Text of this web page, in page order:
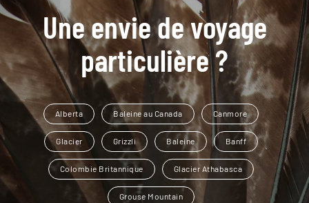
Une envie de voyage
particulière ?
Alberta Baleine au Canada Canmore
Glacier Grizzli Baleine Banff
Colombie Britannique Glacier Athabasca
Grouse Mountain